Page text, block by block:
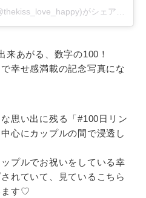
THE KISS ザ・キッスさん(@thekiss_love_happy)がシェアした投稿
来あがる、数字の100！
幸せ感満載の記念写真にな
思い出に残る「#100日リン
心にカップルの間で浸透し
プルでお祝いをしている幸
れていて、見ているこちら
ます♡